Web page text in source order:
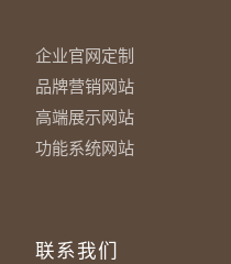
企业官网定制
品牌营销网站
高端展示网站
功能系统网站
联系我们